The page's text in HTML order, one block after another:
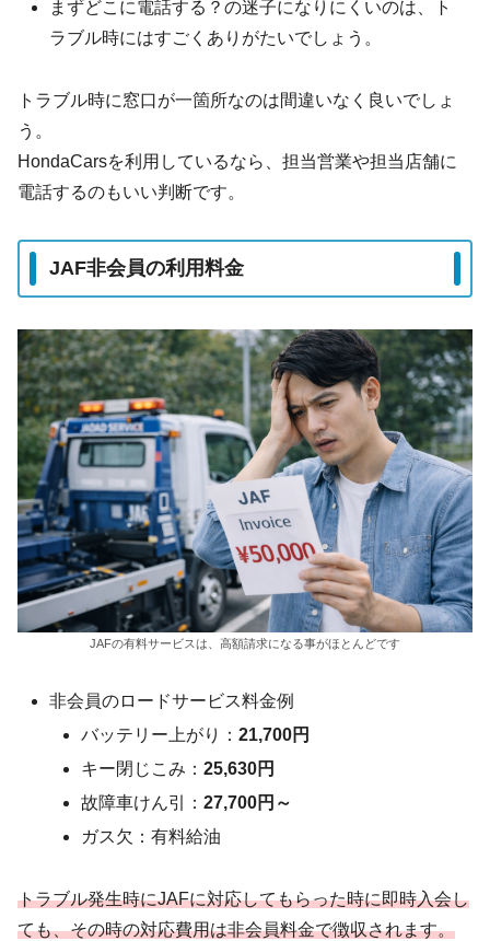
まずどこに電話する？の迷子になりにくいのは、ト
ラブル時にはすごくありがたいでしょう。
トラブル時に窓口が一箇所なのは間違いなく良いでしょ
う。
HondaCarsを利用しているなら、担当営業や担当店舗に
電話するのもいい判断です。
JAF非会員の利用料金
JAFの有料サービスは、高額請求になる事がほとんどです
非会員のロードサービス料金例
バッテリー上がり：21,700円
キー閉じこみ：25,630円
故障車けん引：27,700円～
ガス欠：有料給油
トラブル発生時にJAFに対応してもらった時に即時入会し
ても、その時の対応費用は非会員料金で徴収されます。